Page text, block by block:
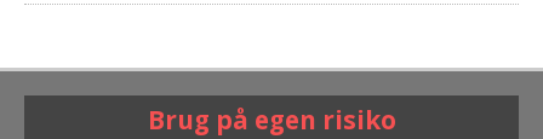
Brug på egen risiko